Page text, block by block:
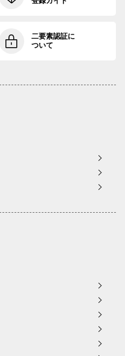
二要素認証に
ついて